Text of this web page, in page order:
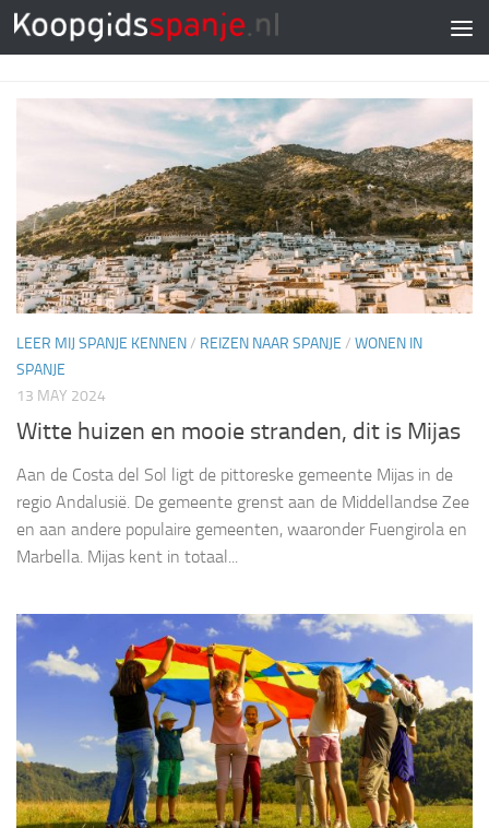
Doorgaan naar inhoud
LEER MIJ SPANJE KENNEN/ REIZEN NAAR SPANJE / WONEN IN
SPANJE
13 MAY 2024
Witte huizen en mooie stranden, dit is Mijas
Aan de Costa del Sol ligt de pittoreske gemeente Mijas in de
regio Andalusië. De gemeente grenst aan de Middellandse Zee
en aan andere populaire gemeenten, waaronder Fuengirola en
Marbella. Mijas kent in totaal...